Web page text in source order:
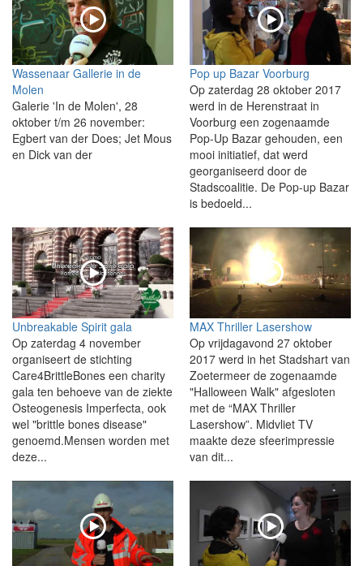
Wassenaar Gallerie in de
Molen
Galerie 'In de Molen', 28
oktober t/m 26 november:
Egbert van der Does; Jet Mous
en Dick van der
Pop up Bazar Voorburg
Op zaterdag 28 oktober 2017
werd in de Herenstraat in
Voorburg een zogenaamde
Pop-Up Bazar gehouden, een
mooi initiatief, dat werd
georganiseerd door de
Stadscoalitie. De Pop-up Bazar
is bedoeld...
Unbreakable Spirit gala
Op zaterdag 4 november
organiseert de stichting
Care4BrittleBones een charity
gala ten behoeve van de ziekte
Osteogenesis Imperfecta, ook
wel "brittle bones disease"
genoemd.Mensen worden met
deze...
MAX Thriller Lasershow
Op vrijdagavond 27 oktober
2017 werd in het Stadshart van
Zoetermeer de zogenaamde
"Halloween Walk" afgesloten
met de “MAX Thriller
Lasershow”. Midvliet TV
maakte deze sfeerimpressie
van dit...